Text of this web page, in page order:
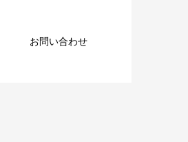
お問い合わせ